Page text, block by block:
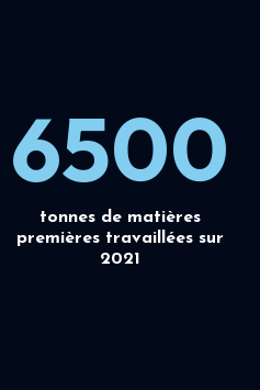
6500
tonnes de matières
premières travaillées sur
2021